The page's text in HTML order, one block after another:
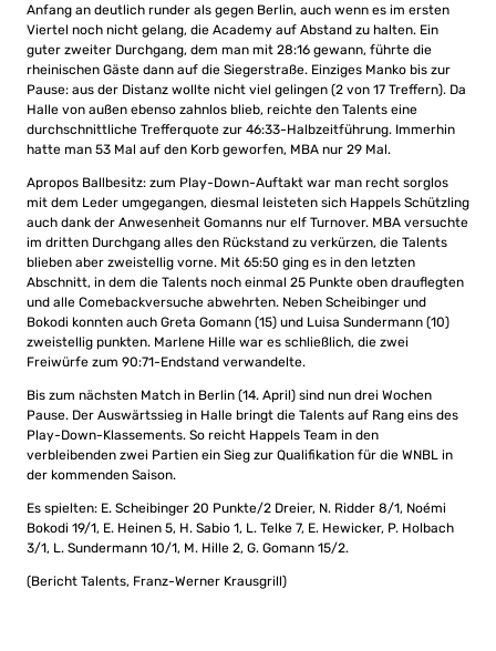
Anfang an deutlich runder als gegen Berlin, auch wenn es im ersten
Viertel noch nicht gelang, die Academy auf Abstand zu halten. Ein
guter zweiter Durchgang, dem man mit 28:16 gewann, führte die
rheinischen Gäste dann auf die Siegerstraße. Einziges Manko bis zur
Pause: aus der Distanz wollte nicht viel gelingen (2 von 17 Treffern). Da
Halle von außen ebenso zahnlos blieb, reichte den Talents eine
durchschnittliche Trefferquote zur 46:33-Halbzeitführung. Immerhin
hatte man 53 Mal auf den Korb geworfen, MBA nur 29 Mal.
Apropos Ballbesitz: zum Play-Down-Auftakt war man recht sorglos
mit dem Leder umgegangen, diesmal leisteten sich Happels Schützling
auch dank der Anwesenheit Gomanns nur elf Turnover. MBA versuchte
im dritten Durchgang alles den Rückstand zu verkürzen, die Talents
blieben aber zweistellig vorne. Mit 65:50 ging es in den letzten
Abschnitt, in dem die Talents noch einmal 25 Punkte oben drauflegten
und alle Comebackversuche abwehrten. Neben Scheibinger und
Bokodi konnten auch Greta Gomann (15) und Luisa Sundermann (10)
zweistellig punkten. Marlene Hille war es schließlich, die zwei
Freiwürfe zum 90:71-Endstand verwandelte.
Bis zum nächsten Match in Berlin (14. April) sind nun drei Wochen
Pause. Der Auswärtssieg in Halle bringt die Talents auf Rang eins des
Play-Down-Klassements. So reicht Happels Team in den
verbleibenden zwei Partien ein Sieg zur Qualifikation für die WNBL in
der kommenden Saison.
Es spielten: E. Scheibinger 20 Punkte/2 Dreier, N. Ridder 8/1, Noémi
Bokodi 19/1, E. Heinen 5, H. Sabio 1, L. Telke 7, E. Hewicker, P. Holbach
3/1, L. Sundermann 10/1, M. Hille 2, G. Gomann 15/2.
(Bericht Talents, Franz-Werner Krausgrill)